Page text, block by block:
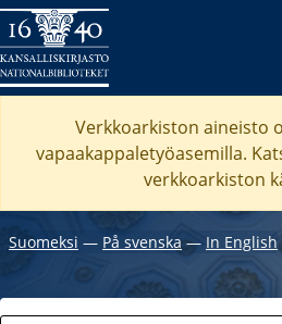
Verkkoarkiston aineisto
vapaakappaletyöasemilla.
verkkoarkiston
Suomeksi ― På svenska― In English